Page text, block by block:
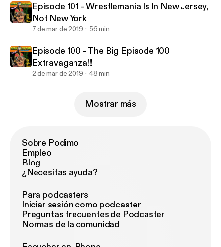
Episode 101 - Wrestlemania Is In New Jersey,
Not New York
7 de mar de 2019 56 min
Episode 100 - The Big Episode 100
Extravaganza!!!
2 de mar de 2019 48 min
Mostrar más
Sobre Podimo
Empleo
Blog
¿Necesitas ayuda?
Para podcasters
Iniciar sesión como podcaster
Preguntas frecuentes de Podcaster
Normas de la comunidad